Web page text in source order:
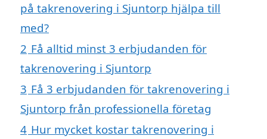
på takrenovering i Sjuntorp hjälpa till
med?
2 Få alltid minst 3 erbjudanden för
takrenovering i Sjuntorp
3 Få 3 erbjudanden för takrenovering i
Sjuntorp från professionella företag
4 Hur mycket kostar takrenovering i